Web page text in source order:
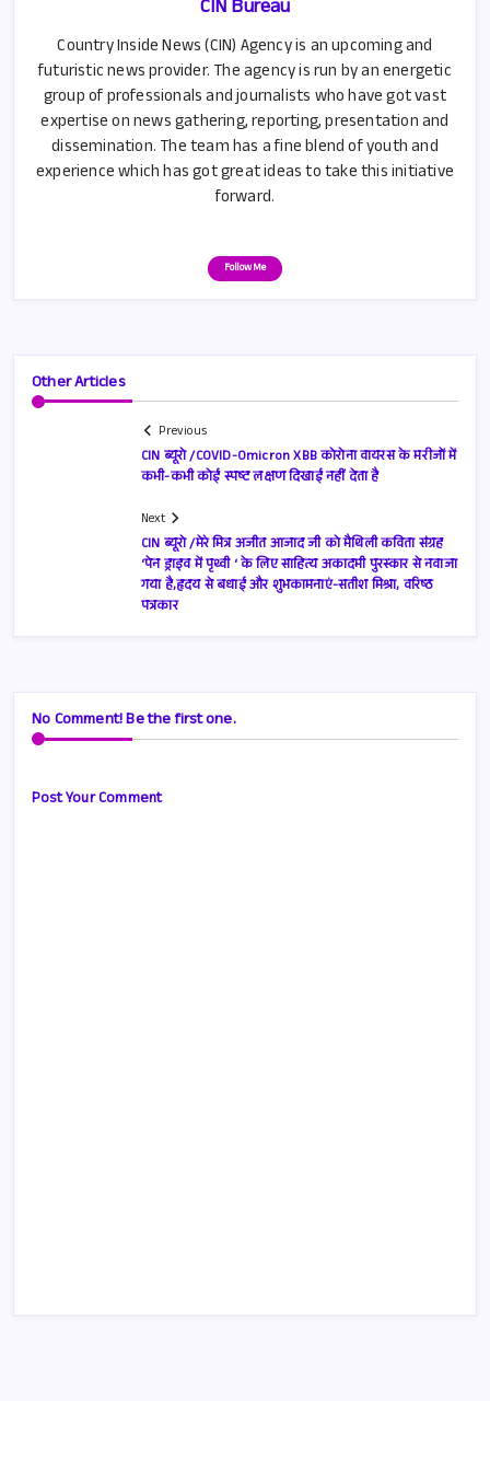
CIN Bureau
Country Inside News (CIN) Agency is an upcoming and
futuristic news provider. The agency is run by an energetic
group of professionals and journalists who have got vast
expertise on news gathering, reporting, presentation and
dissemination. The team has a fine blend of youth and
experience which has got great ideas to take this initiative
forward.
Follow Me
Other Articles
Previous
CIN ब्यूरो /COVID-Omicron XBB कोरोना वायरस के मरीजों में
कभी-कभी कोई स्पष्ट लक्षण दिखाई नहीं देता है
Next
CIN ब्यूरो /मेरे मित्र अजीत आजाद जी को मैथिली कविता संग्रह
‘पेन ड्राइव में पृथ्वी ‘ के लिए साहित्य अकादमी पुरस्कार से नवाजा
गया है,हृदय से बधाई और शुभकामनाएं-सतीश मिश्रा, वरिष्ठ
पत्रकार
No Comment! Be the first one.
Post Your Comment